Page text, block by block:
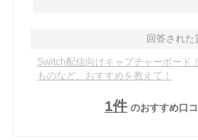
回答された
Switch配信向けキャプチャーボード
ものなど、おすすめを教えて！
1件 のおすすめ口